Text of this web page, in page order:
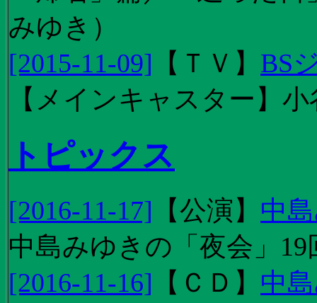
みゆき）
[2015-11-09] 【 ＴＶ 】 BS
【メインキャスター】
トピックス
[2016-11-17] 【公演 】 中
中島みゆきの「夜会」
[2016-11-16] 【 ＣＤ 】 中